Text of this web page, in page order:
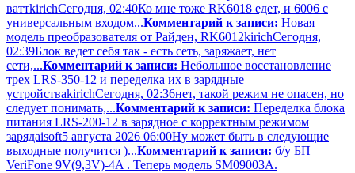
ваттkirichСегодня, 02:40Ко мне тоже RK6018 едет, и 6006 с
универсальным входом...Комментарий к записи: Новая
модель преобразователя от Райден, RK6012kirichСегодня,
02:39Блок ведет себя так - есть сеть, заряжает, нет
сети,...Комментарий к записи: Небольшое восстановление
трех LRS-350-12 и переделка их в зарядные
устройстваkirichСегодня, 02:36нет, такой режим не опасен, но
следует понимать,...Комментарий к записи: Переделка блока
питания LRS-200-12 в зарядное с корректным режимом
зарядаisoft5 августа 2026 06:00Ну может быть в следующие
выходные получится )...Комментарий к записи: б/у БП
VeriFone 9V(9,3V)-4A . Теперь модель SM09003A.